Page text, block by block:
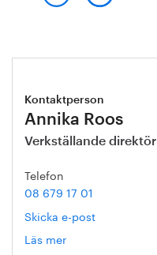
Kontaktperson
Annika Roos
Verkställande direktör
Telefon
08 679 17 01
Skicka e-post
Läs mer